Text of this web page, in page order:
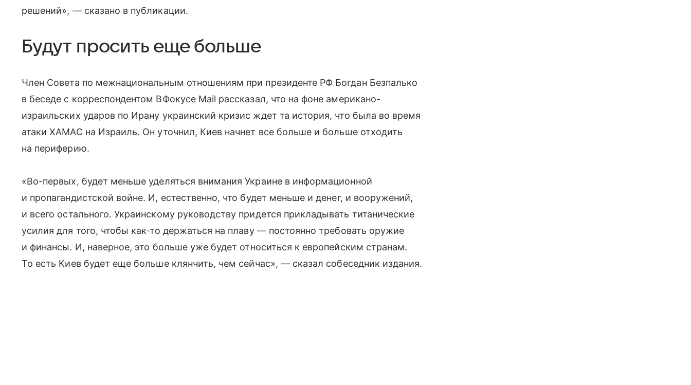
решений», — сказано в публикации.
Будут просить еще больше
Член Совета по межнациональным отношениям при президенте РФ Богдан Безпалько
в беседе с корреспондентом ВФокусе Mail рассказал, что на фоне американо-
израильских ударов по Ирану украинский кризис ждет та история, что была во время
атаки ХАМАС на Израиль. Он уточнил, Киев начнет все больше и больше отходить
на периферию.
«Во-первых, будет меньше уделяться внимания Украине в информационной
и пропагандистской войне. И, естественно, что будет меньше и денег, и вооружений,
и всего остального. Украинскому руководству придется прикладывать титанические
усилия для того, чтобы как-то держаться на плаву — постоянно требовать оружие
и финансы. И, наверное, это больше уже будет относиться к европейским странам.
То есть Киев будет еще больше клянчить, чем сейчас», — сказал собеседник издания.